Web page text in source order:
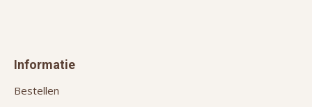
Informatie
Bestellen